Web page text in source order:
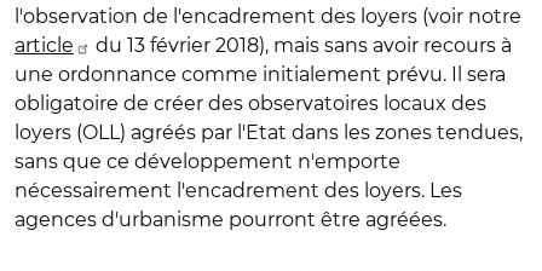
l'observation de l'encadrement des loyers (voir notre
article
du 13 février 2018), mais sans avoir recours à
une ordonnance comme initialement prévu. Il sera
obligatoire de créer des observatoires locaux des
loyers (OLL) agréés par l'Etat dans les zones tendues,
sans que ce développement n'emporte
nécessairement l'encadrement des loyers. Les
agences d'urbanisme pourront être agréées.